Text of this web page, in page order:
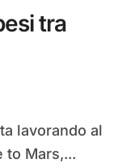
tra
to Mars,...